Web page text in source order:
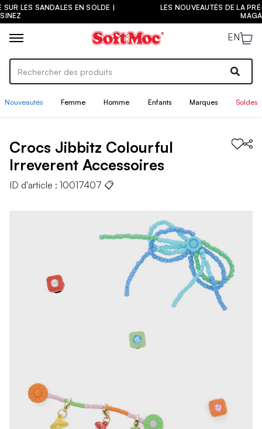
EN SOLDE |
LES NOUVEAUTÉS DE LA PRÉ-RENTRÉE
EN
Nouveautés Femme Homme Enfants Marques Soldes
Crocs Jibbitz Colourful
Irreverent Accessoires
ID d'article : 10017407 📋